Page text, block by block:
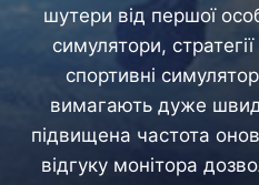
шутери від першої
симулятори,
спортивні
вимагають дуже
підвищена частота
відгуку монітора